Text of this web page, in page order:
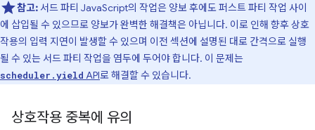
참고: 서드 파티 JavaScript의 작업은 양보 후에도 퍼스트 파티 작업 사이
에 삽입될 수 있으므로 양보가 완벽한 해결책은 아닙니다. 이로 인해 향후 상호
작용의 입력 지연이 발생할 수 있으며 이전 섹션에 설명된 대로 간격으로 실행
될 수 있는 서드 파티 작업을 염두에 두어야 합니다. 이 문제는
scheduler.yield API로 해결할 수 있습니다.
상호작용 중복에 유의